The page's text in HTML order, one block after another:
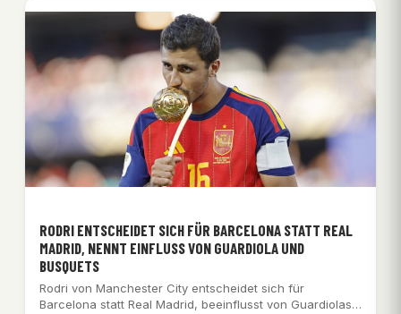
RODRI ENTSCHEIDET SICH FÜR BARCELONA STATT REAL
MADRID, NENNT EINFLUSS VON GUARDIOLA UND
BUSQUETS
Rodri von Manchester City entscheidet sich für
Barcelona statt Real Madrid, beeinflusst von Guardiolas